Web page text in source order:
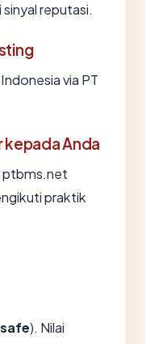
reputasi.
via PT
kepada Anda
ptbms.net
praktik
). Nilai